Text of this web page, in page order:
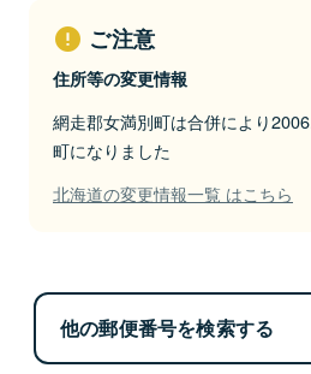
ご注意
住所等の変更情報
網走郡女満別町は合併により
町になりました
北海道の変更情報一覧 はこちら
他の郵便番号を検索する